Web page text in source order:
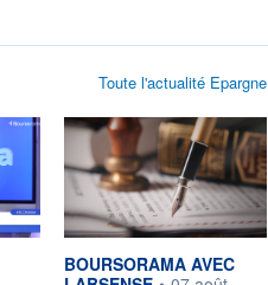
information fournie par
BOURSORAMA AVEC
Toute l'actualité Epargne